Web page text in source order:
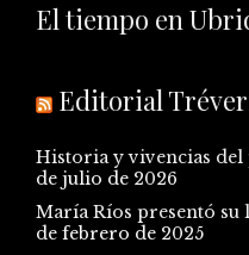
El tiempo en
Editorial
Historia y vivencias del
de julio de 2026
María Ríos presentó su
de febrero de 2025